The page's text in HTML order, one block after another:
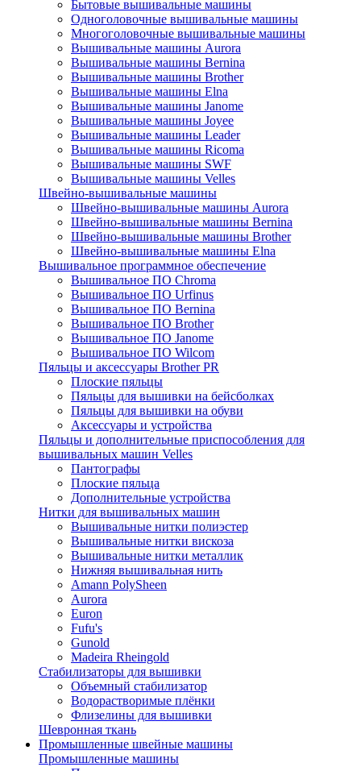
Бытовые вышивальные машины
Одноголовочные вышивальные машины
Многоголовочные вышивальные машины
Вышивальные машины Aurora
Вышивальные машины Bernina
Вышивальные машины Brother
Вышивальные машины Elna
Вышивальные машины Janome
Вышивальные машины Joyee
Вышивальные машины Leader
Вышивальные машины Ricoma
Вышивальные машины SWF
Вышивальные машины Velles
Швейно-вышивальные машины
Швейно-вышивальные машины Aurora
Швейно-вышивальные машины Bernina
Швейно-вышивальные машины Brother
Швейно-вышивальные машины Elna
Вышивальное программное обеспечение
Вышивальное ПО Chroma
Вышивальное ПО Urfinus
Вышивальное ПО Bernina
Вышивальное ПО Brother
Вышивальное ПО Janome
Вышивальное ПО Wilcom
Пяльцы и аксессуары Brother PR
Плоские пяльцы
Пяльцы для вышивки на бейсболках
Пяльцы для вышивки на обуви
Аксессуары и устройства
Пяльцы и дополнительные приспособления для
вышивальных машин Velles
Пантографы
Плоские пяльца
Дополнительные устройства
Нитки для вышивальных машин
Вышивальные нитки полиэстер
Вышивальные нитки вискоза
Вышивальные нитки металлик
Нижняя вышивальная нить
Amann PolySheen
Aurora
Euron
Fufu's
Gunold
Madeira Rheingold
Стабилизаторы для вышивки
Объемный стабилизатор
Водорастворимые плёнки
Флизелины для вышивки
Шевронная ткань
Промышленные швейные машины
Промышленные машины